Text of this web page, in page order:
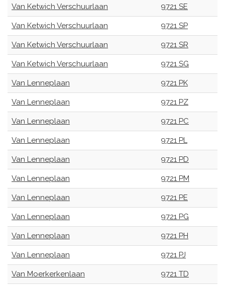
Van Ketwich Verschuurlaan 9721 SE
Van Ketwich Verschuurlaan 9721 SP
Van Ketwich Verschuurlaan 9721 SR
Van Ketwich Verschuurlaan 9721 SG
Van Lenneplaan 9721 PK
Van Lenneplaan 9721 PZ
Van Lenneplaan 9721 PC
Van Lenneplaan 9721 PL
Van Lenneplaan 9721 PD
Van Lenneplaan 9721 PM
Van Lenneplaan 9721 PE
Van Lenneplaan 9721 PG
Van Lenneplaan 9721 PH
Van Lenneplaan 9721 PJ
Van Moerkerkenlaan 9721 TD